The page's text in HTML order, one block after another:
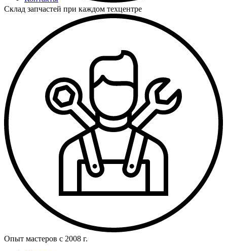
Склад запчастей при каждом техцентре
Опыт мастеров с 2008 г.